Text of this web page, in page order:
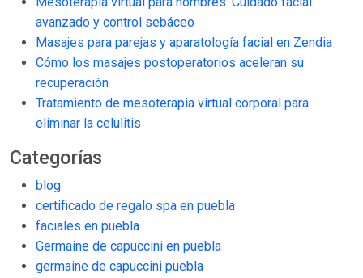
avanzado y control sebáceo
Masajes para parejas y aparatología facial en Zendia
Cómo los masajes postoperatorios aceleran su
recuperación
Tratamiento de mesoterapia virtual corporal para
eliminar la celulitis
Categorías
blog
certificado de regalo spa en puebla
faciales en puebla
Germaine de capuccini en puebla
germaine de capuccini puebla